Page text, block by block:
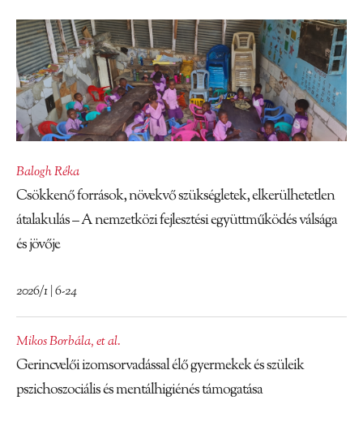
Balogh Réka
Csökkenő források, növekvő szükségletek, elkerülhetetlen
átalakulás – A nemzetközi fejlesztési együttműködés válsága
és jövője
2026/1 | 6-24
Mikos Borbála,et al.
Gerincvelői izomsorvadással élő gyermekek és szüleik
pszichoszociális és mentálhigiénés támogatása